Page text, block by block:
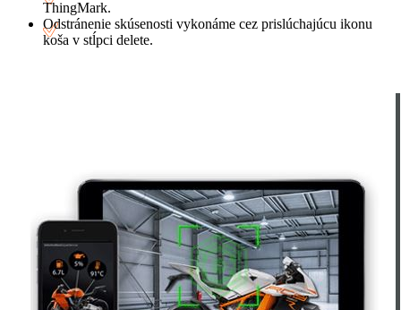
ThingMark.
Odstránenie skúsenosti vykonáme cez prislúchajúcu ikonu
koša v stĺpci delete.